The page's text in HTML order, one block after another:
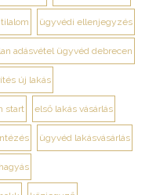
ügyvédi ellenjegyzés
adásvétel ügyvéd debrecen
új lakás
start első lakás vásárlás
ügyvéd lakásvásárlás